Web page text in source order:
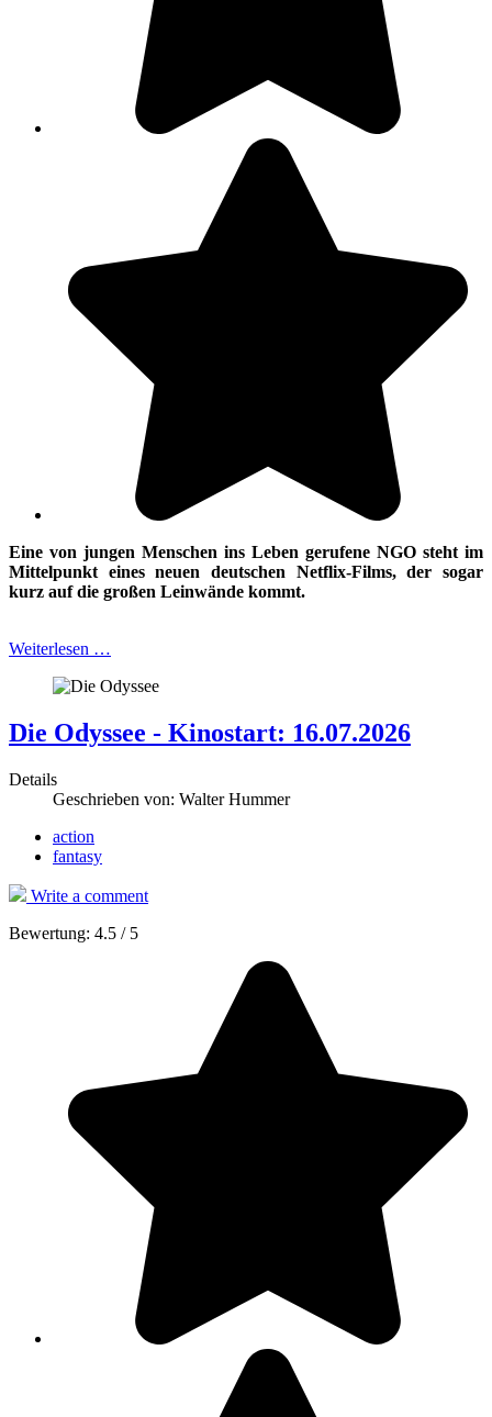
Eine von jungen Menschen ins Leben gerufene NGO steht im
Mittelpunkt einesneuen deutschen Netflix-Films, der sogar
kurz auf die großen Leinwände kommt.
Weiterlesen …
Die Odyssee - Kinostart: 16.07.2026
Details
Geschrieben von: Walter Hummer
action
fantasy
Write a comment
Bewertung: 4.5 / 5